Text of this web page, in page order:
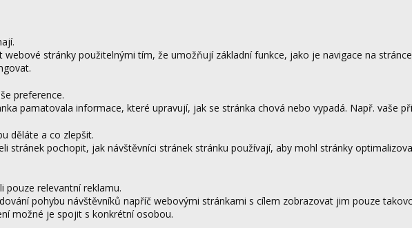
stránky použitelnými tím, že umožňují základní funkce, jako je navigace na
preference.
pamatovala informace, které upravují, jak se stránka chová nebo vypadá. Např. vaše
děláte a co zlepšit.
stránek pochopit, jak návštěvníci stránek stránku používají, aby mohl stránky
pouze relevantní reklamu.
pohybu návštěvníků napříč webovými stránkami s cílem zobrazovat jim pouze
možné je spojit s konkrétní osobou.